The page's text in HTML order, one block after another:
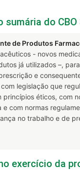
sumária do CBO
de Produtos
- novos
já utilizados –,
e
legislação que
princípios éticos, com
e com normas
no trabalho e de
exercício da